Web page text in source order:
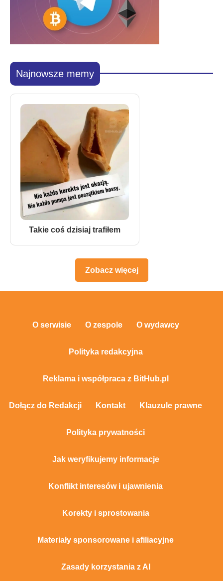
Najnowsze memy
Takie coś dzisiaj trafiłem
Zobacz więcej
O serwisie O zespole O wydawcy
Polityka redakcyjna
Reklama i współpraca z BitHub.pl
Dołącz do Redakcji Kontakt Klauzule prawne
Polityka prywatności
Jak weryfikujemy informacje
Konflikt interesów i ujawnienia
Korekty i sprostowania
Materiały sponsorowane i afiliacyjne
Zasady korzystania z AI